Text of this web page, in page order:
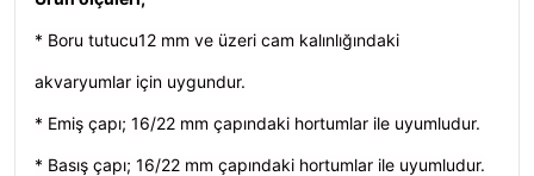
* Boru tutucu12 mm ve üzeri cam kalınlığındaki
akvaryumlar için uygundur.
* Emiş çapı; 16/22 mm çapındaki hortumlar ile uyumludur.
* Basış çapı; 16/22 mm çapındaki hortumlar ile uyumludur.